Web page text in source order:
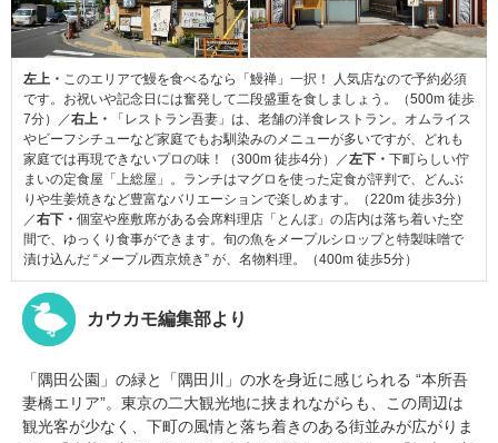
左上・ このエリアで鰻を食べるなら「鰻禅」一択！ 人気店なので予約必須
です。お祝いや記念日には奮発して二段盛重を食しましょう。（500m 徒歩
7分）／右上・
「レストラン吾妻」は、老舗の洋食レストラン。オムライス
やビーフシチューなど家庭でもお馴染みのメニューが多いですが、どれも
家庭では再現できないプロの味！（300m 徒歩4分）／左下・ 下町らしい佇
まいの定食屋「上総屋」。ランチはマグロを使った定食が評判で、どんぶ
りや生姜焼きなど豊富なバリエーションで楽しめます。（220m 徒歩3分）
／右下・ 個室や座敷席がある会席料理店「とんぼ」の店内は落ち着いた空
間で、ゆっくり食事ができます。旬の魚をメープルシロップと特製味噌で
漬け込んだ “メープル西京焼き” が、名物料理。（400m 徒歩5分）
カウカモ編集部より
「隅田公園」の緑と「隅田川」の水を身近に感じられる “本所吾
妻橋エリア”。東京の二大観光地に挟まれながらも、この周辺は
観光客が少なく、下町の風情と落ち着きのある街並みが広がりま